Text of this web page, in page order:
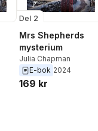
antal röster:
Del 2
Mrs Shepherds
mysterium
Julia Chapman
E-bok 2024
169 kr